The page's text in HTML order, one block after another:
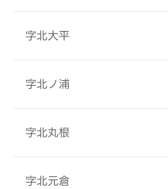
字北大平
字北ノ浦
字北丸根
字北元倉